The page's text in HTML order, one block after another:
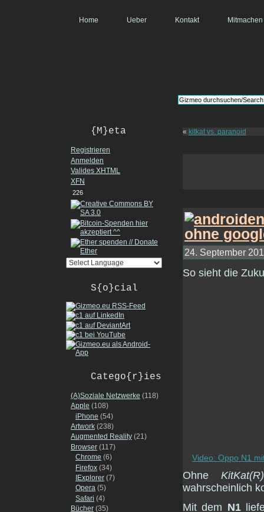
Home Ueber Kontakt Mitmachen
{M}eta
Registrieren
Anmelden
Valides XHTML
XFN
226
S{o}cial
Catego{r}ies
(A)Soziale Netzwerke (118)
Apple (108)
iPhone (54)
Artwork (238)
Augmented Reality (21)
Browser (117)
Chrome (6)
Firefox (34)
IExplorer (7)
Opera (5)
Safari (4)
Bücher (35)
« kitkat vs. paranoid
24. September
So sieht die
Video: Oppo N1
Ohne KitKat(R)
wahrscheinlich
Mit dem N1